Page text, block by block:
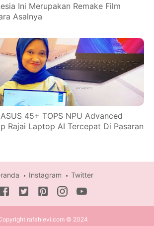
Ini Merupakan Remake Film
Asalnya
45+ TOPS NPU Advanced
Rajai Laptop AI Tercepat Di Pasaran
Instagram Twitter
rafahlevi.com © 2024